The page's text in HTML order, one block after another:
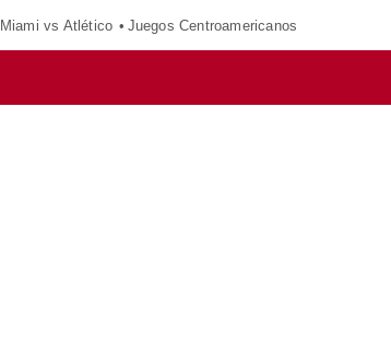
Miami vs Atlético Juegos Centroamericanos